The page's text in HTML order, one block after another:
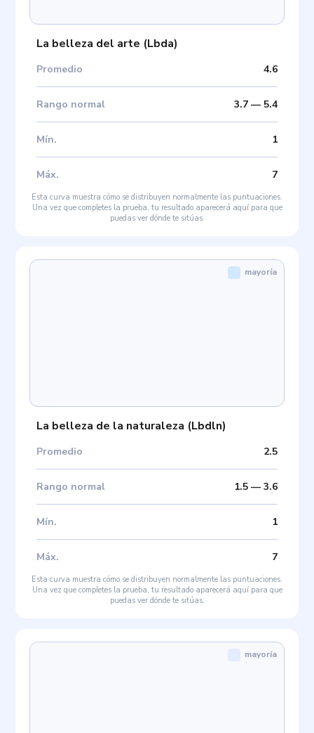
La belleza del arte (Lbda)
Promedio 4.6
Rango normal 3.7— 5.4
Mín. 1
Máx. 7
Esta curva muestra cómo se distribuyen normalmente las puntuaciones.
Una vez que completes la prueba, tu resultado aparecerá aquí para que
puedas ver dónde te sitúas.
La belleza de la naturaleza (Lbdln)
Promedio 2.5
Rango normal 1.5— 3.6
Mín. 1
Máx. 7
mayoría
Esta curva muestra cómo se distribuyen normalmente las puntuaciones.
Una vez que completes la prueba, tu resultado aparecerá aquí para que
puedas ver dónde te sitúas.
mayoría